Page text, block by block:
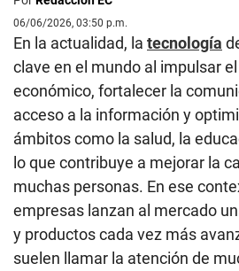
06/06/2026, 03:50 p.m.
En la actualidad, la tecnología
clave en el mundo al impulsar
económico, fortalecer la
acceso a la información y
ámbitos como la salud, la
lo que contribuye a mejorar la
muchas personas. En ese
empresas lanzan al mercado
y productos cada vez más
suelen llamar la atención de